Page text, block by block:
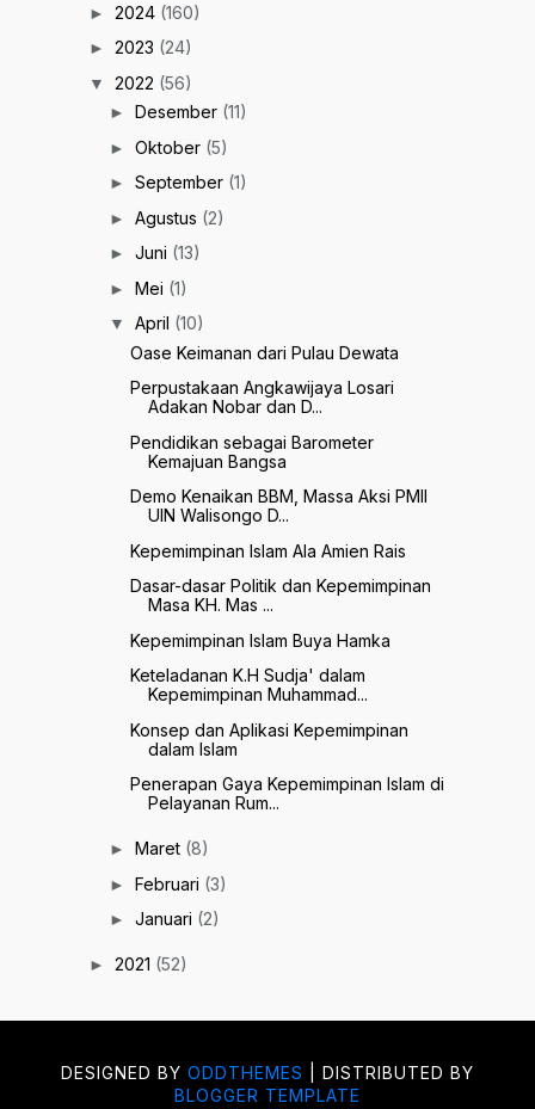
► 2024 (160)
► 2023 (24)
▼ 2022 (56)
► Desember (11)
► Oktober (5)
► September (1)
► Agustus (2)
► Juni (13)
► Mei (1)
▼ April (10)
Oase Keimanan dari Pulau Dewata
Perpustakaan Angkawijaya Losari
Adakan Nobar dan D...
Pendidikan sebagai Barometer
Kemajuan Bangsa
Demo Kenaikan BBM, Massa Aksi PMII
UIN Walisongo D...
Kepemimpinan Islam Ala Amien Rais
Dasar-dasar Politik dan Kepemimpinan
Masa KH. Mas ...
Kepemimpinan Islam Buya Hamka
Keteladanan K.H Sudja' dalam
Kepemimpinan Muhammad...
Konsep dan Aplikasi Kepemimpinan
dalam Islam
Penerapan Gaya Kepemimpinan Islam di
Pelayanan Rum...
► Maret (8)
► Februari (3)
► Januari (2)
► 2021 (52)
DESIGNED BY ODDTHEMES
| DISTRIBUTED BY
BLOGGER TEMPLATE